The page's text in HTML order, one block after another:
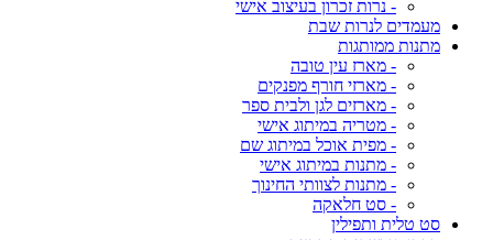
- נרות זכרון בעיצוב אישי
מעמדים לנרות שבת
מתנות ממותגות
- מארז עין טובה
- מארזי חורף מפנקים
- מארזים לגן ולבית ספר
- מטריה במיתוג אישי
- מפית אוכל במיתוג שם
- מתנות במיתוג אישי
- מתנות לצוותי החינוך
- סט חלאקה
סט טלית ותפילין